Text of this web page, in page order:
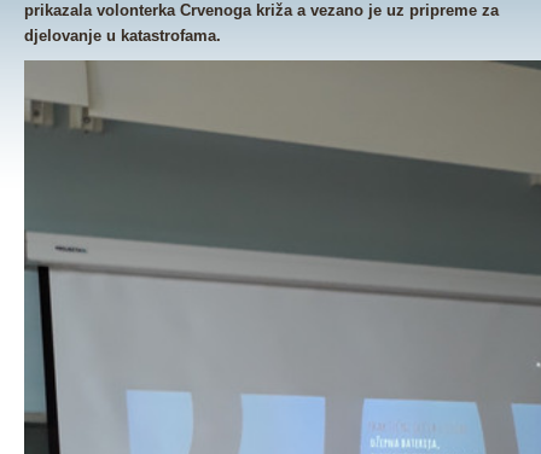
prikazala volonterka Crvenoga križa a vezano je uz pripreme za
djelovanje u katastrofama.